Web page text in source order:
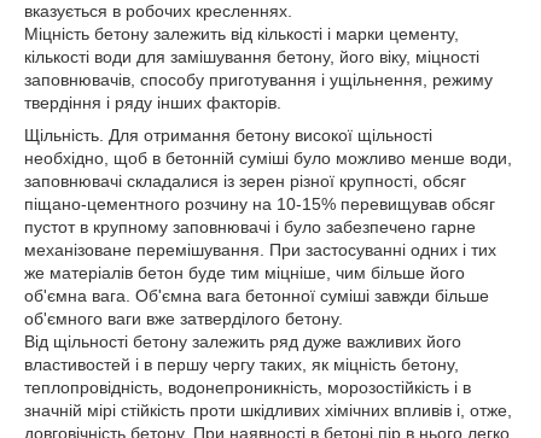
вказується в робочих кресленнях.
Міцність бетону залежить від кількості і марки цементу,
кількості води для замішування бетону, його віку, міцності
заповнювачів, способу приготування і ущільнення, режиму
твердіння і ряду інших факторів.
Щільність. Для отримання бетону високої щільності
необхідно, щоб в бетонній суміші було можливо менше води,
заповнювачі складалися із зерен різної крупності, обсяг
піщано-цементного розчину на 10-15% перевищував обсяг
пустот в крупному заповнювачі і було забезпечено гарне
механізоване перемішування. При застосуванні одних і тих
же матеріалів бетон буде тим міцніше, чим більше його
об'ємна вага. Об'ємна вага бетонної суміші завжди більше
об'ємного ваги вже затверділого бетону.
Від щільності бетону залежить ряд дуже важливих його
властивостей і в першу чергу таких, як міцність бетону,
теплопровідність, водонепроникність, морозостійкість і в
значній мірі стійкість проти шкідливих хімічних впливів і, отже,
довговічність бетону. При наявності в бетоні пір в нього легко